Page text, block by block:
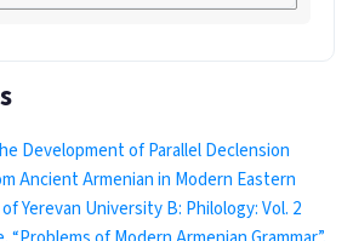
Development of Parallel Declension
Ancient Armenian in Modern Eastern
Yerevan University B: Philology: Vol. 2